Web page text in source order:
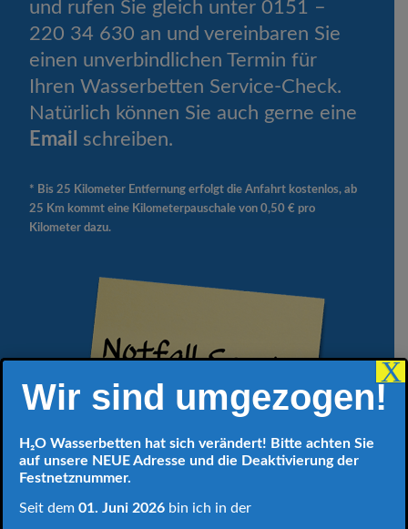
und rufen Sie gleich unter0151 –
220 34 630 an und vereinbaren Sie
einen unverbindlichen Termin für
Ihren Wasserbetten Service-Check.
Natürlich können Sie auch gerne eine
Email
schreiben.
* Bis 25 Kilometer Entfernung erfolgt die Anfahrt kostenlos, ab
25 Km kommt eine Kilometerpauschale von 0,50 € pro
Kilometer dazu.
Wir sind umgezogen!
H₂O Wasserbetten hat sich verändert! Bitte achten Sie
auf unsere NEUE Adresse und die Deaktivierung der
Festnetznummer.
Seit dem 01. Juni 2026 bin ich in der
X